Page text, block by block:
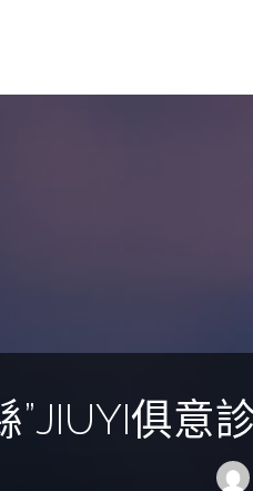
”JIUYI俱意